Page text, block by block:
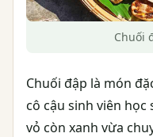
Chuối
Chuối đập là món
cô cậu sinh viên học
vỏ còn xanh vừa